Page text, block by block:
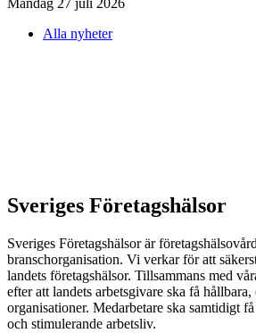
Måndag 27 juli 2026
Alla nyheter
Sveriges Företagshälsor
Sveriges Företagshälsor är
branschorganisation. Vi verkar för att
landets företagshälsor. Tillsammans med
efter att landets arbetsgivare ska få
organisationer. Medarbetare ska samtidigt
och stimulerande arbetsliv.